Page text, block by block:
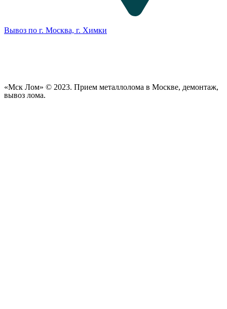
Вывоз по г. Москва, г. Химки
«Мск Лом» © 2023. Прием металлолома в Москве, демонтаж,
вывоз лома.